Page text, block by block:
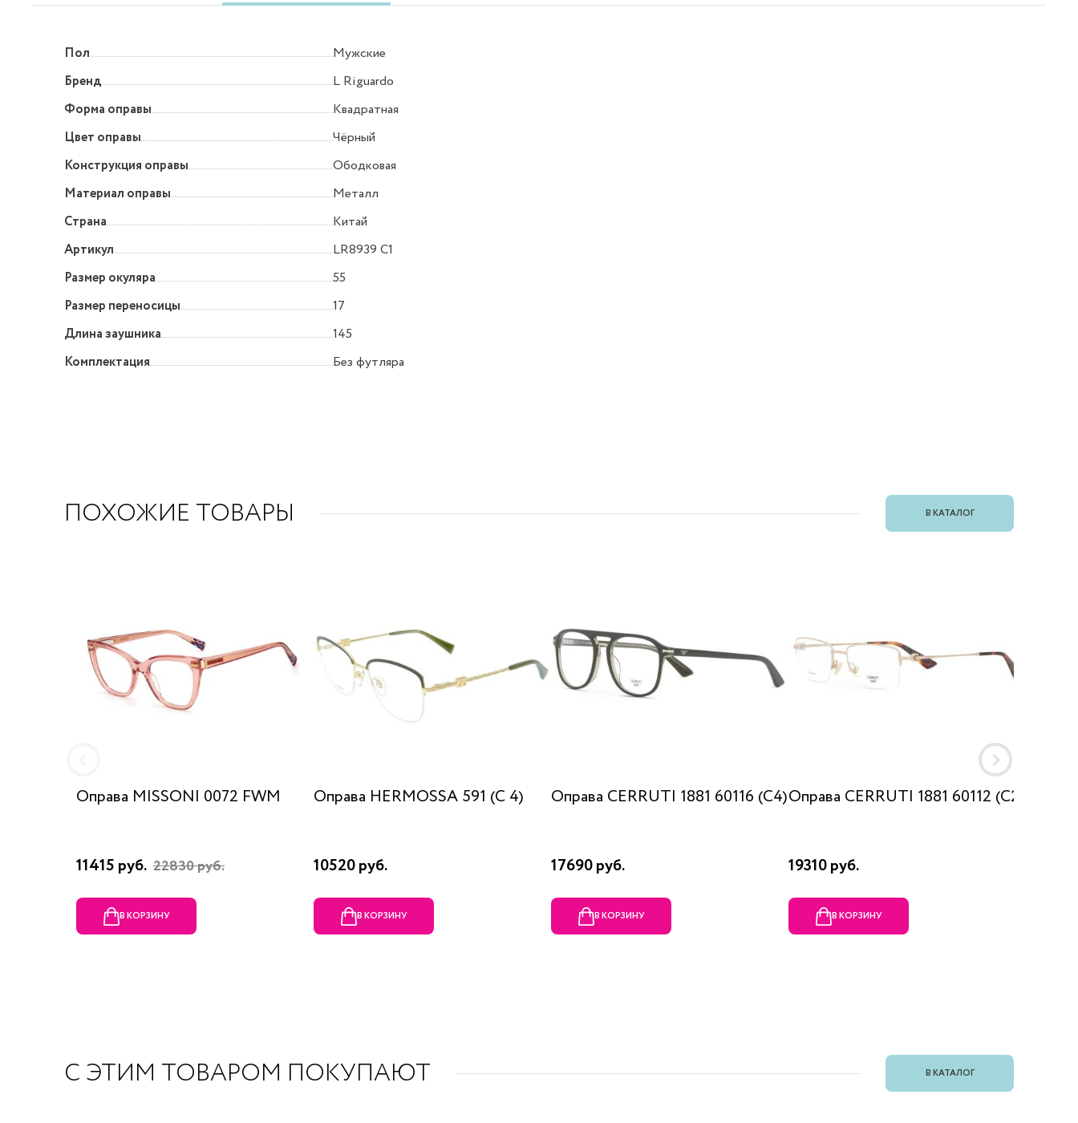
Пол
Мужские
Бренд
L Riguardo
Форма оправы
Квадратная
Цвет оправы
Чёрный
Конструкция оправы
Ободковая
Материал оправы
Металл
Страна
Китай
Артикул
LR8939 C1
Размер окуляра
55
Размер переносицы
17
Длина заушника
145
Комплектация
Без футляра
ПОХОЖИЕ ТОВАРЫ В КАТАЛОГ
Оправа MISSONI 0072 FWM
11415 руб. 22830 руб.
В КОРЗИНУ
Оправа HERMOSSA 591 (C 4)
10520 руб.
В КОРЗИНУ
Оправа CERRUTI 1881 60116 (C4)
17690 руб.
В КОРЗИНУ
Оправа CERRUTI 1881 60112 (C2)
19310 руб.
В КОРЗИНУ
С ЭТИМ ТОВАРОМ ПОКУПАЮТ В КАТАЛОГ